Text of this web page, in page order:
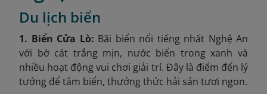
Du lịch biển
1. Biển Cửa Lò: Bãi biển nổi tiếng nhất Nghệ An
với bờ cát trắng mịn, nước biển trong xanh và
nhiều hoạt động vui chơi giải trí. Đây là điểm đến lý
tưởng để tắm biển, thưởng thức hải sản tươi ngon.